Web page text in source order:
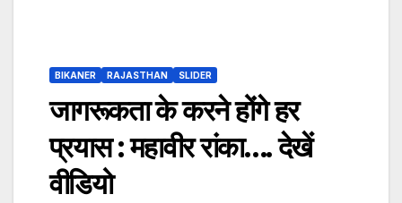
BIKANER RAJASTHAN SLIDER
जागरूकता के करने होंगे हर
प्रयास : महावीर रांका…. देखें
वीडियो